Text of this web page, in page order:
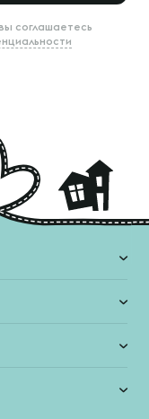
соглашаетесь